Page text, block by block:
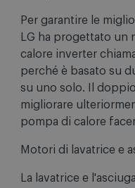
Per garantire le
LG ha progettato un
calore inverter
perché è basato su
su uno solo. Il
migliorare
pompa di calore
Motori di lavatrice e
La lavatrice e